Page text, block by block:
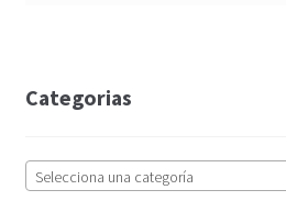
Categorias
Selecciona una categoría